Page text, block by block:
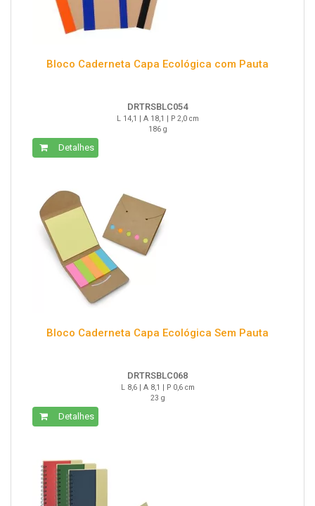
Bloco Caderneta Capa Ecológica com Pauta
DRTRSBLC054
L 14,1 | A 18,1 | P 2,0 cm
186 g
Detalhes
Bloco Caderneta Capa Ecológica Sem Pauta
DRTRSBLC068
L 8,6 | A 8,1 | P 0,6 cm
23 g
Detalhes